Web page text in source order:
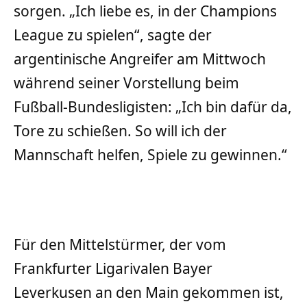
sorgen. „Ich liebe es, in der Champions
League zu spielen“, sagte der
argentinische Angreifer am Mittwoch
während seiner Vorstellung beim
Fußball-Bundesligisten: „Ich bin dafür da,
Tore zu schießen. So will ich der
Mannschaft helfen, Spiele zu gewinnen.“
Für den Mittelstürmer, der vom
Frankfurter Ligarivalen Bayer
Leverkusen an den Main gekommen ist,